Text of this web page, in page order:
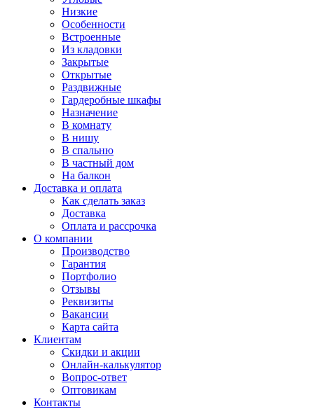
Низкие
Особенности
Встроенные
Из кладовки
Закрытые
Открытые
Раздвижные
Гардеробные шкафы
Назначение
В комнату
В нишу
В спальню
В частный дом
На балкон
Доставка и оплата
Как сделать заказ
Доставка
Оплата и рассрочка
О компании
Производство
Гарантия
Портфолио
Отзывы
Реквизиты
Вакансии
Карта сайта
Клиентам
Скидки и акции
Онлайн-калькулятор
Вопрос-ответ
Оптовикам
Контакты